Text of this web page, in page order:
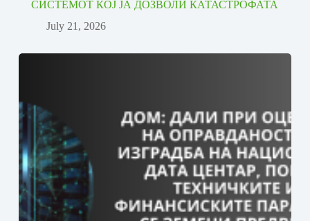
СИСТЕМОТ КОЈ ЈА ДОЗВОЛИ КАТАСТРОФАТА
July 21, 2026